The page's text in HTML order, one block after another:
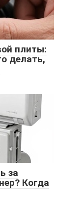
плиты:
делать,
за
Когда